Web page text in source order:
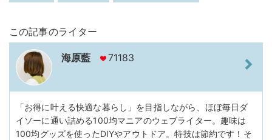
この記事のライター
海原藍 71183
「お得に叶える快適な暮らし」を目指しながら、ほぼ毎日ダ
イソーに通い詰める100均マニアのウェブライター。趣味は
100均グッズを使ったDIYやアウトドア。特技は節約です！そ